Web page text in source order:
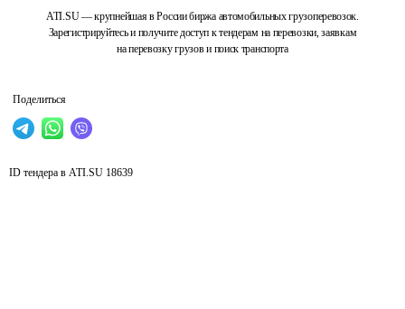
ATI.SU — крупнейшая в России биржа автомобильных грузоперевозок.
Зарегистрируйтесь и получите доступ к тендерам на перевозки, заявкам
на перевозку грузов и поиск транспорта
Поделиться
ID тендера в ATI.SU 18639